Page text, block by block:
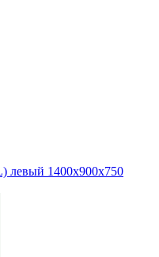
левый 1400х900х750